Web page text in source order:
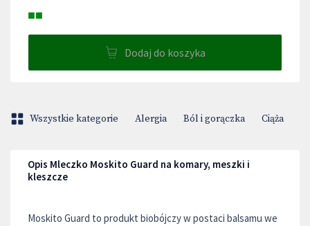
■■
Dodaj do koszyka
Wszystkie kategorie Alergia Ból i gorączka Ciąża
Opis Mleczko Moskito Guard na komary, meszki i
kleszcze
Moskito Guard to produkt biobójczy w postaci balsamu we